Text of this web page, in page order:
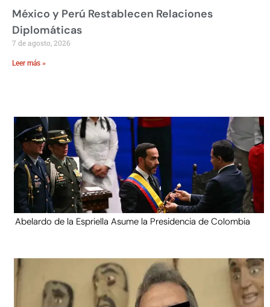
México y Perú Restablecen Relaciones
Diplomáticas
7 de agosto, 2026
Leer más »
Abelardo de la Espriella Asume la Presidencia de Colombia